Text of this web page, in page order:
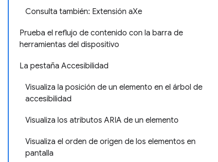
Consulta también: Extensión aXe
Prueba el reflujo de contenido con la barra de
herramientas del dispositivo
La pestaña Accesibilidad
Visualiza la posición de un elemento en el árbol de
accesibilidad
Visualiza los atributos ARIA de un elemento
Visualiza el orden de origen de los elementos en
pantalla